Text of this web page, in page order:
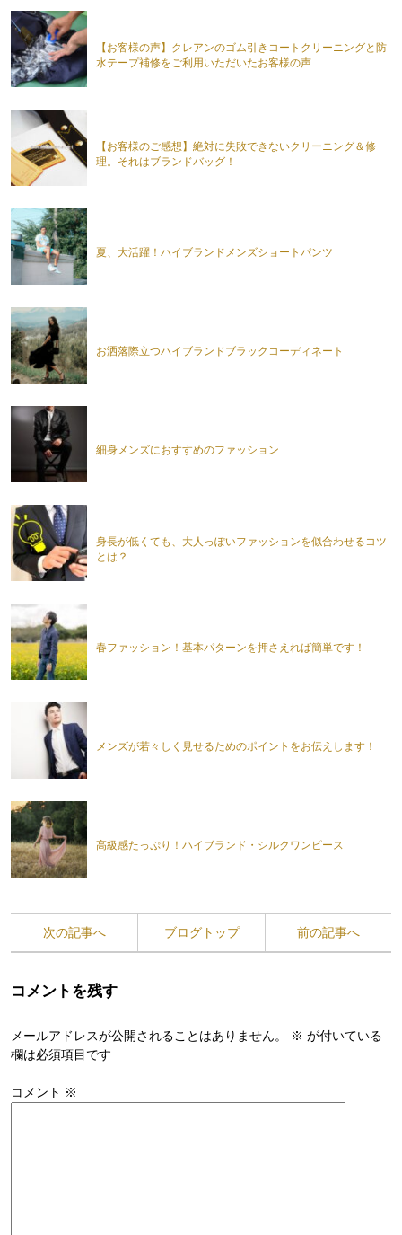
【お客様の声】クレアンのゴム引きコートクリーニングと防
水テープ補修をご利用いただいたお客様の声
【お客様のご感想】絶対に失敗できないクリーニング＆修
理。それはブランドバッグ！
夏、大活躍！ハイブランドメンズショートパンツ
お洒落際立つハイブランドブラックコーディネート
細身メンズにおすすめのファッション
身長が低くても、大人っぽいファッションを似合わせるコツ
とは？
春ファッション！基本パターンを押さえれば簡単です！
メンズが若々しく見せるためのポイントをお伝えします！
高級感たっぷり！ハイブランド・シルクワンピース
次の記事へ ブログトップ 前の記事へ
コメントを残す
メールアドレスが公開されることはありません。 ※ が付いている
欄は必須項目です
コメント ※